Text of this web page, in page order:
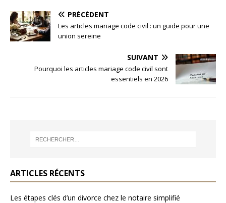
PRÉCÉDENT
Les articles mariage code civil : un guide pour une
union sereine
SUIVANT
Pourquoi les articles mariage code civil sont
essentiels en 2026
ARTICLES RÉCENTS
Les étapes clés d’un divorce chez le notaire simplifié